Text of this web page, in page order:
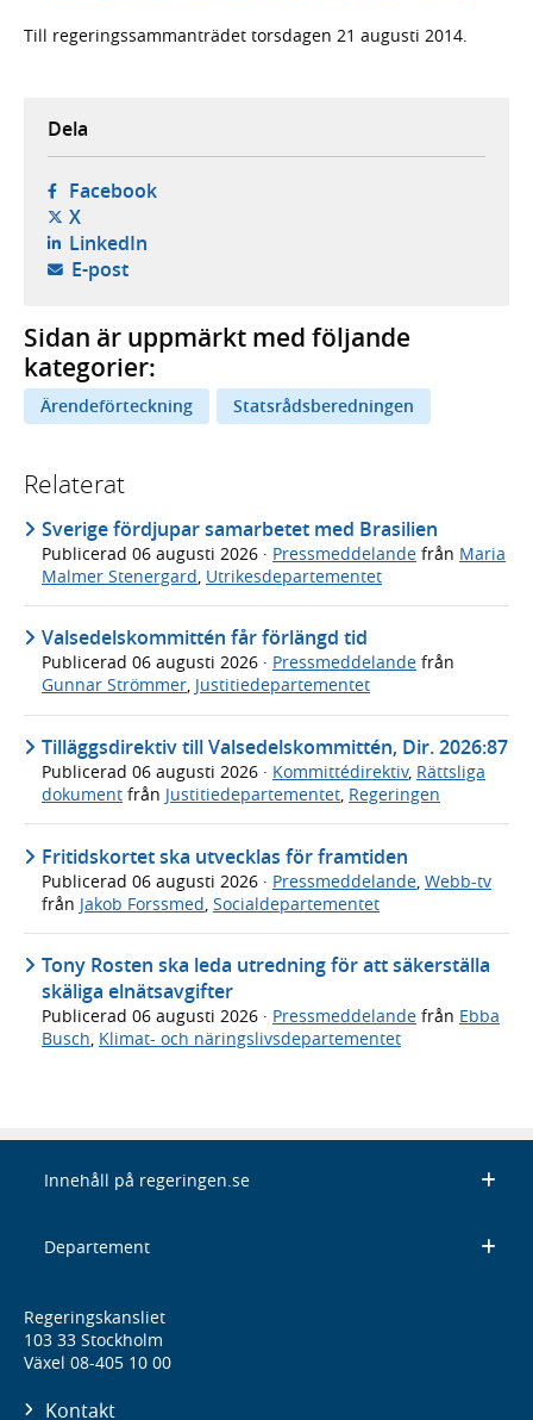
Till regeringssammanträdet torsdagen 21 augusti 2014.
Dela
Facebook- öppnas i ny flik, extern webbplats,
X- öppnas i ny flik, extern webbplats,
LinkedIn- öppnas i ny flik, extern webbplats,
E-post- öppnar din e-postklient,
Sidan är uppmärkt med följande
kategorier:
Ärendeförteckning Statsrådsberedningen
Relaterat
Sverige fördjupar samarbetet med Brasilien
Publicerad 06 augusti 2026 · Pressmeddelande från Maria
Malmer Stenergard Utrikesdepartementet
Valsedelskommittén får förlängd tid
Publicerad 06 augusti 2026 · Pressmeddelande från
Gunnar Strömmer, Justitiedepartementet
Tilläggsdirektiv till Valsedelskommittén, Dir. 2026:87
Publicerad 06 augusti 2026 · Kommittédirektiv, Rättsliga
dokument från Justitiedepartementet, Regeringen
Fritidskortet ska utvecklas för framtiden
Publicerad 06 augusti 2026 · Pressmeddelande Webb-tv
från Jakob Forssmed Socialdepartementet
Tony Rosten ska leda utredning för att säkerställa
skäliga elnätsavgifter
Publicerad 06 augusti 2026 · Pressmeddelande från Ebba
Busch, Klimat- och näringslivsdepartementet
Innehåll på regeringen.se
Departement
Regeringskansliet
103 33 Stockholm
Växel 08-405 10 00
Kontakt